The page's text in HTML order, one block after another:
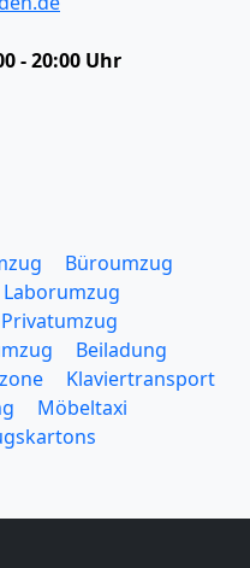
- 20:00 Uhr
Büroumzug
Laborumzug
Privatumzug
Beiladung
Klaviertransport
Möbeltaxi